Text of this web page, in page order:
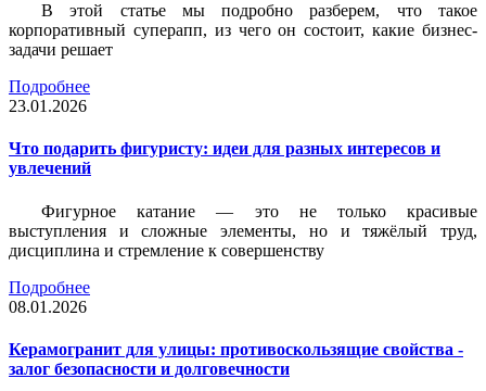
В этой статье мы подробно разберем, что такое
корпоративный суперапп, из чего он состоит, какие бизнес-
задачи решает
Подробнее
23.01.2026
Что подарить фигуристу: идеи для разных интересов и
увлечений
Фигурное катание — это не только красивые
выступления и сложные элементы, но и тяжёлый труд,
дисциплина и стремление к совершенству
Подробнее
08.01.2026
Керамогранит для улицы: противоскользящие свойства -
залог безопасности и долговечности